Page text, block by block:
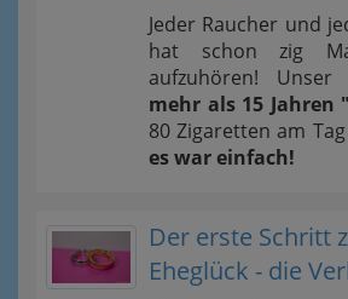
Jeder Raucher und
hat schon zig
aufzuhören!
mehr als 15 Jahren
80 Zigaretten am
es war einfach!
Der erste Schritt
Eheglück - die